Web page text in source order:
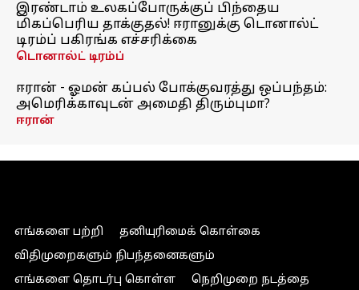
இரண்டாம் உலகப்போருக்குப் பிந்தைய
மிகப்பெரிய தாக்குதல்! ஈரானுக்கு டொனால்ட்
டிரம்ப் பகிரங்க எச்சரிக்கை
டொனால்ட் டிரம்ப்
ஈரான் - ஓமன் கப்பல் போக்குவரத்து ஒப்பந்தம்:
அமெரிக்காவுடன் அமைதி திரும்புமா?
ஈரான்
எங்களை பற்றி
தனியுரிமைக் கொள்கை
விதிமுறைகளும் நிபந்தனைகளும்
எங்களை தொடர்பு கொள்ள
நெறிமுறை நடத்தை